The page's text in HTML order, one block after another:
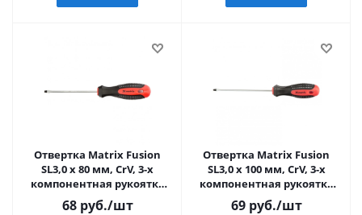
Отвертка Matrix Fusion
SL3,0 х 80 мм, CrV, 3-х
компонентная рукоятка
anti slip
68руб./шт
Отвертка Matrix Fusion
SL3,0 х 100 мм, CrV, 3-х
компонентная рукоятка
anti slip
69руб./шт